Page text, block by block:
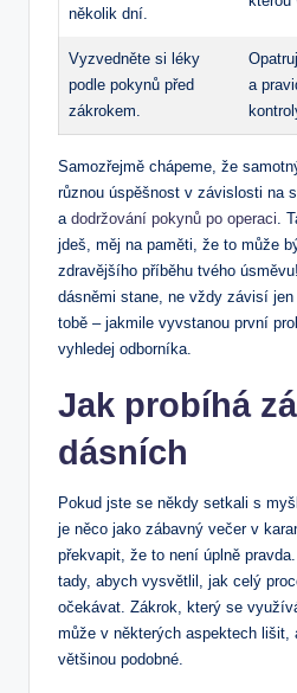
několik dní.
Vyzvedněte si léky
podle pokynů před
zákrokem.
a
Samozřejmě chápeme, že
různou úspěšnost v závislosti na
a dodržování pokynů po operaci .
jdeš, měj na paměti, že to může
zdravějšího příběhu tvého
dásněmi stane, ne vždy závisí
tobě – jakmile vyvstanou první
vyhledej odborníka.
Jak probíhá
dásních
Pokud jste se někdy setkali s
je něco jako zábavný večer v
překvapit, že to není úplně
tady, abych vysvětlil, jak celý
očekávat. Zákrok, který se
může v některých aspektech
většinou podobné.